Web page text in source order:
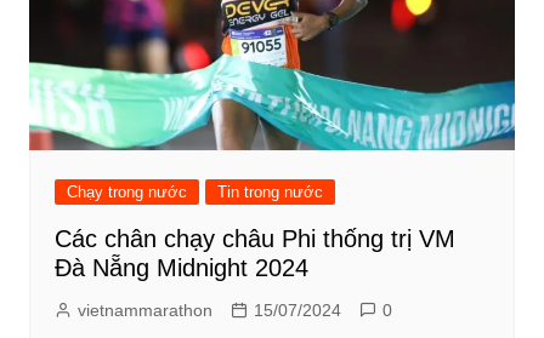
Chạy trong nước Tin trong nước
Các chân chạy châu Phi thống trị VM
Đà Nẵng Midnight 2024
vietnammarathon 15/07/2024 0